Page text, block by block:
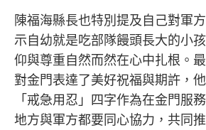
陳福海縣長也特別提及自己對軍
示自幼就是吃部隊饅頭長大的小
仰與尊重自然而然在心中扎根。
對金門表達了美好祝福與期許，
「戒急用忍」四字作為在金門服
地方與軍方都要同心協力，共同